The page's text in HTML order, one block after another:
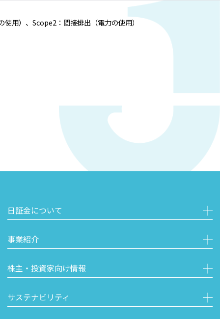
用）、Scope2：間接排出（電力の使用）
日証金について
事業紹介
株主・投資家向け情報
サステナビリティ